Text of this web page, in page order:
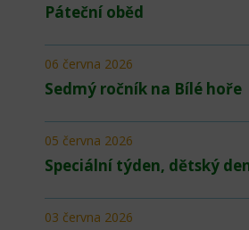
Páteční oběd
Sedmý ročník na Bílé hoře
06 června 2026
Speciální týden, dětský
05 června 2026
03 června 2026